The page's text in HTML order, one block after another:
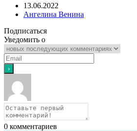
13.06.2022
Ангелина Венина
Подписаться
Уведомить о
0 комментариев